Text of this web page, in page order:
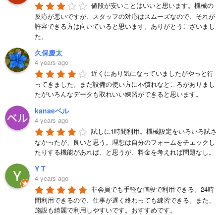
値段が安いことはいいと思います。機械の
反応が悪いですが、スタッフの対応はスムーズなので、それが
許容できる方は向いていると思います。ありがとうございまし
た。
久保慶太
4 years ago
近くにあり気になっていましたがやっと行
ってきました。まだ設備の使い方に不慣れなところがありまし
たがいろんなデータも取れいい練習ができると思います。
kanaeベル
4 years ago
試しに1時間利用。機械設定をいろいろ試さ
なかったが、良いと思う。理想は自分のフォームをチェックし
たりする機能があれば、と思うが、料金を考えれば問題なし。
Y T
4 years ago
非会員でも手軽な値段で利用できる。24時
間利用できるので、仕事が遅く終わっても練習できる。また、
施設も綺麗で利用しやすいです。おすすめです。